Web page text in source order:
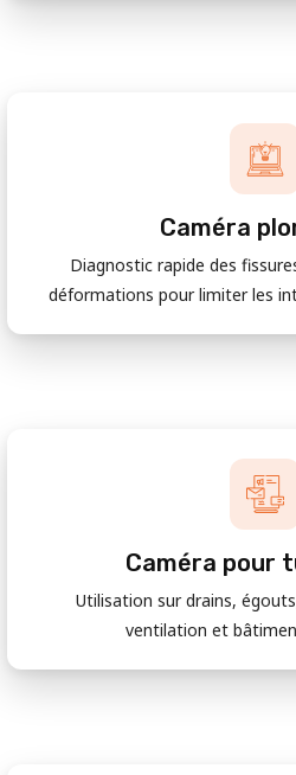
Caméra
Diagnostic rapide des
déformations pour limiter les
Caméra pour
Utilisation sur drains,
ventilation et